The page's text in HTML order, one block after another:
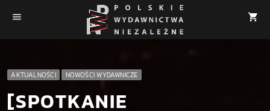
menu shopping_cart
AKTUALNOŚCI NOWOŚCI WYDAWNICZE
[SPOTKANIE